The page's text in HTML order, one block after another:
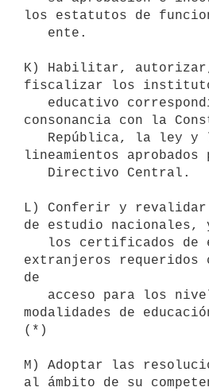
los estatutos de
K) Habilitar,
fiscalizar los
consonancia con la
lineamientos aprobados
L) Conferir y
de estudio nacionales,
extranjeros requeridos
de
modalidades de
(*)
M) Adoptar las
al ámbito de su